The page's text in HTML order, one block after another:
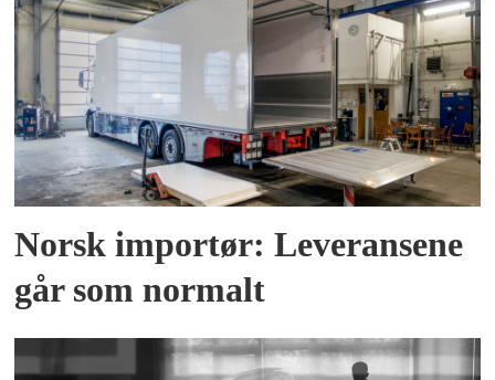
Norsk importør: Leveransene
går som normalt